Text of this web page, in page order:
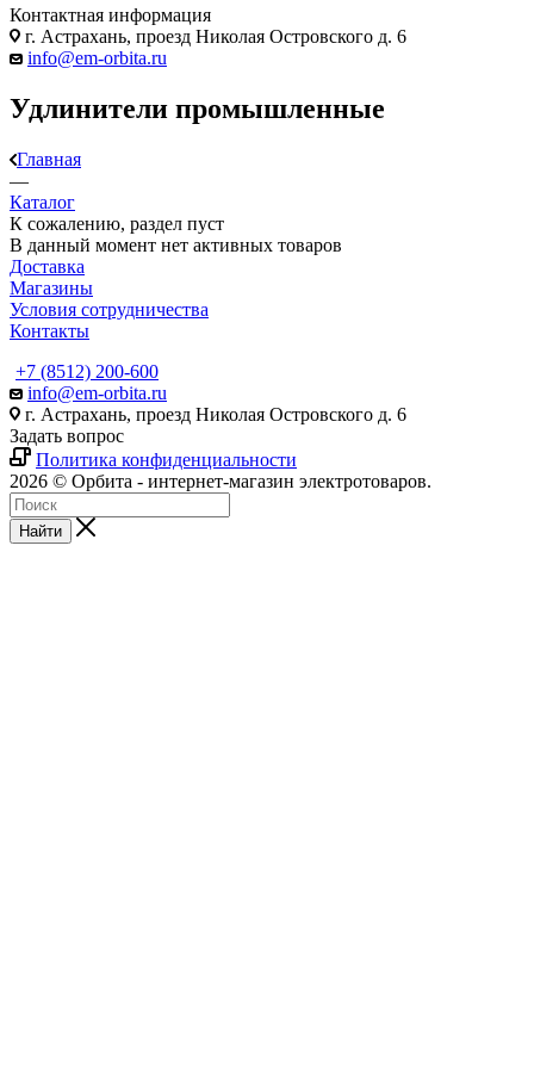
Контактная информация
г. Астрахань, проезд Николая Островского д. 6
info@em-orbita.ru
Удлинители промышленные
Главная
—
Каталог
К сожалению, раздел пуст
В данный момент нет активных товаров
Доставка
Магазины
Условия сотрудничества
Контакты
+7 (8512) 200-600
info@em-orbita.ru
г. Астрахань, проезд Николая Островского д. 6
Задать вопрос
Политика конфиденциальности
2026 © Орбита - интернет-магазин электротоваров.
Найти